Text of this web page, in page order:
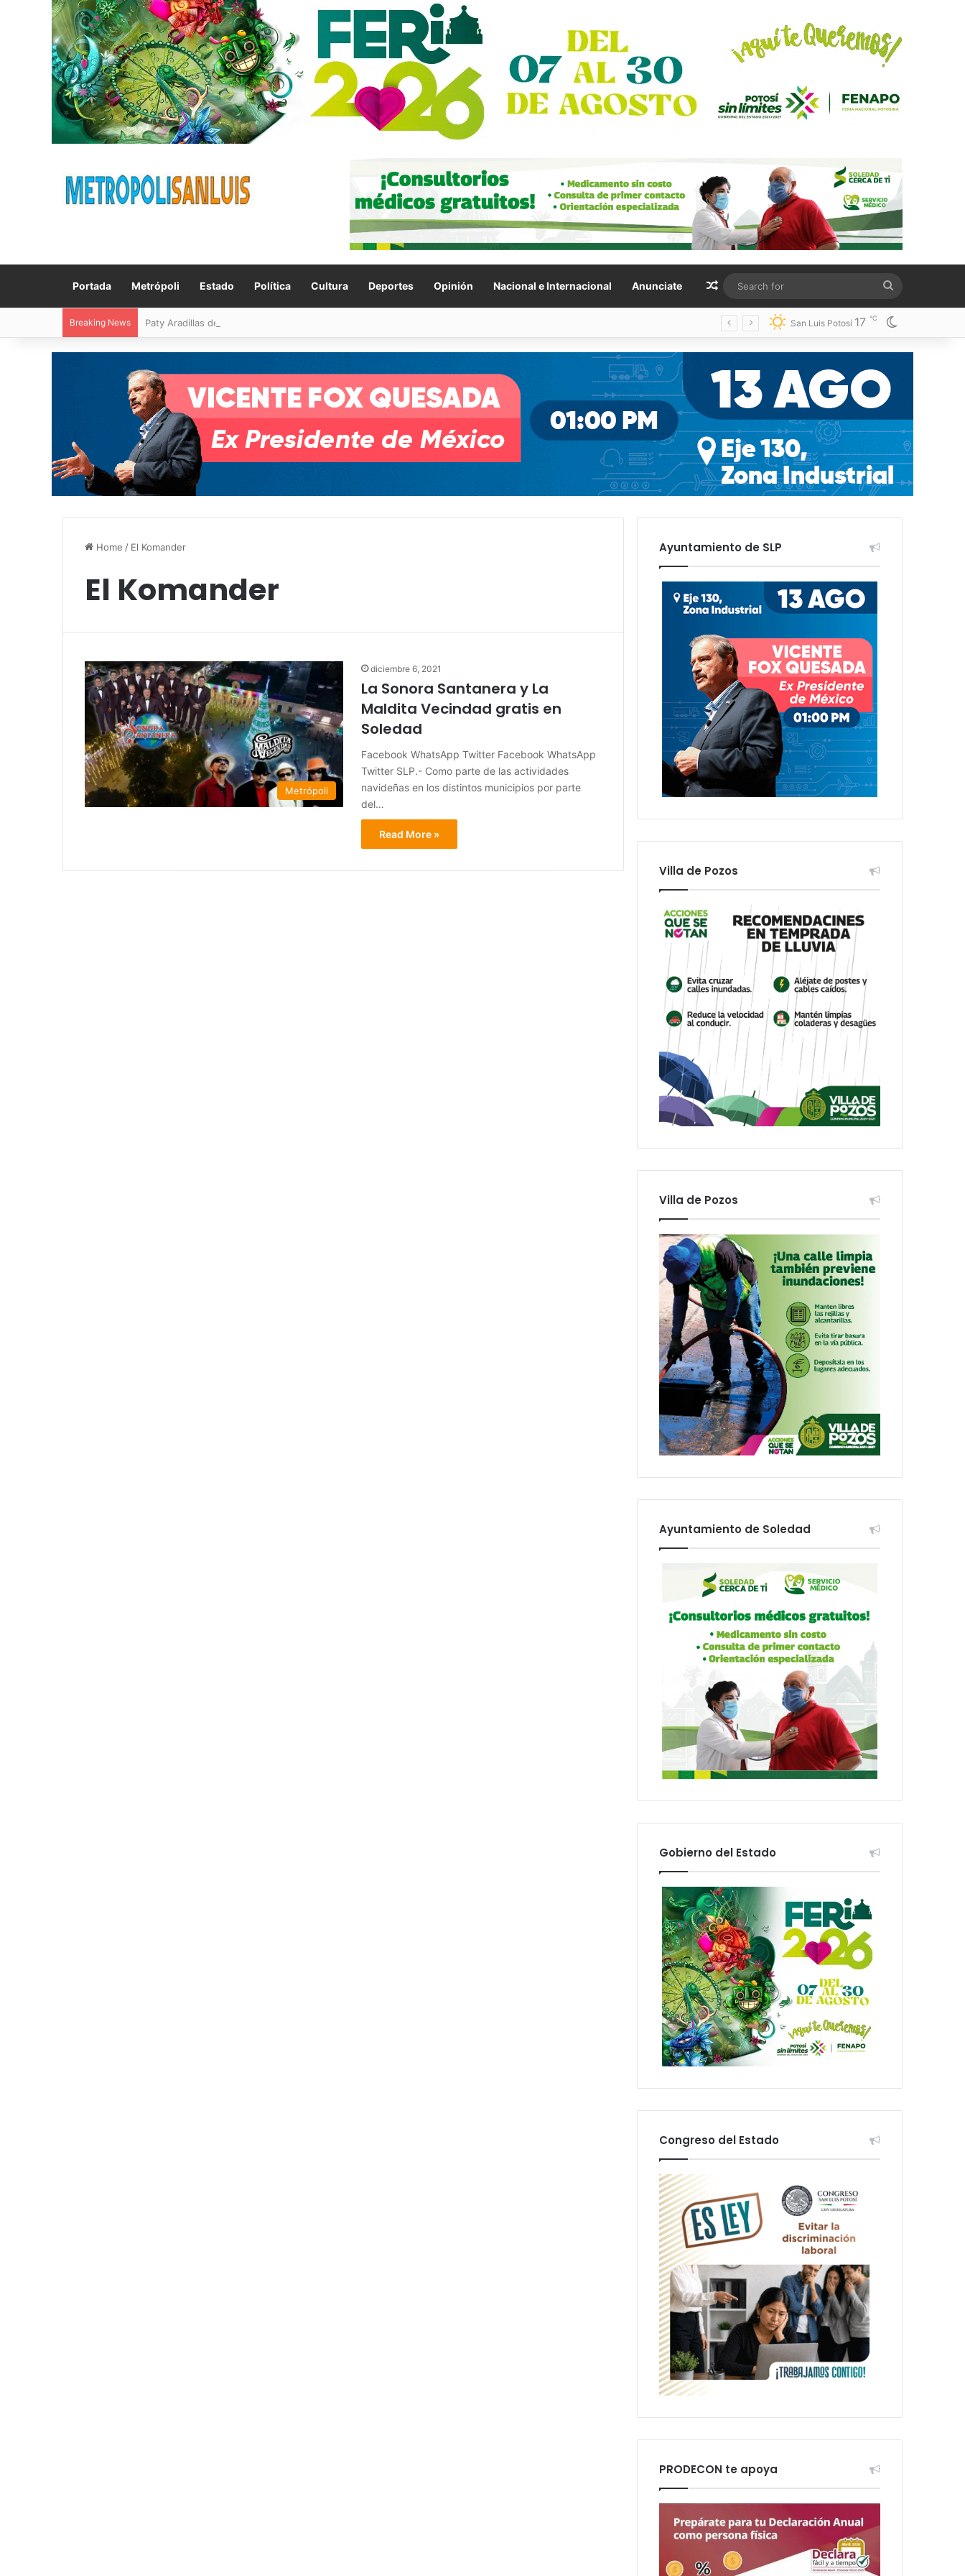
Portada Metrópoli Estado Política Cultura Deportes Opinión Nacional e Internacional Anunciate Random Article
for
Breaking News Paty Aradillas destaca impacto del nuevo desnivel de Circuito Potosí en la movilidad de Villa de Pozos San Luis Potosí 17 ℃
Home / El Komander
El Komander
Metrópoli
diciembre 6, 2021
La Sonora Santanera y La
Maldita Vecindad gratis en
Soledad
Facebook WhatsApp Twitter Facebook WhatsApp
Twitter SLP.- Como parte de las actividades
navideñas en los distintos municipios por parte
del…
Read More »
Ayuntamiento de SLP
Villa de Pozos
Villa de Pozos
Ayuntamiento de Soledad
Gobierno del Estado
Congreso del Estado
PRODECON te apoya